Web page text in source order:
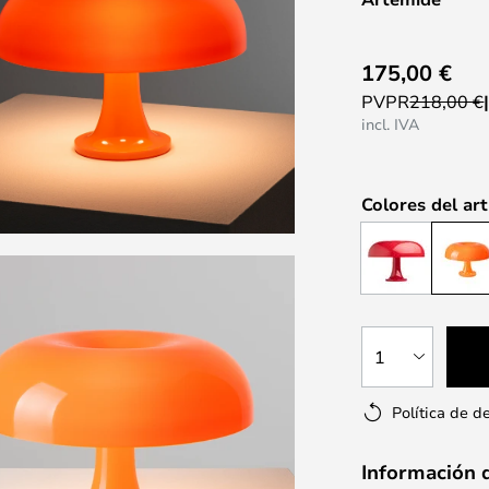
175,00 €
PVPR218,00 €
incl. IVA
Colores del
1
Política de
Información